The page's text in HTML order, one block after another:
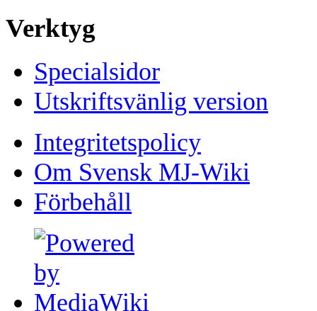
Verktyg
Specialsidor
Utskriftsvänlig version
Integritetspolicy
Om Svensk MJ-Wiki
Förbehåll